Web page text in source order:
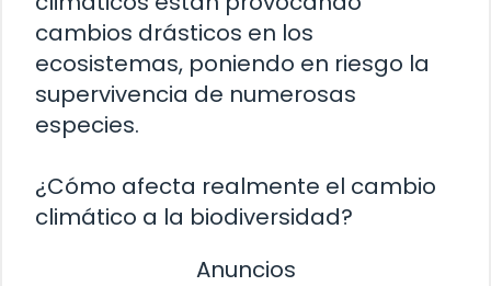
cambios drásticos en los
ecosistemas, poniendo en riesgo la
supervivencia de numerosas
especies.
¿Cómo afecta realmente el cambio
climático a la biodiversidad?
Anuncios